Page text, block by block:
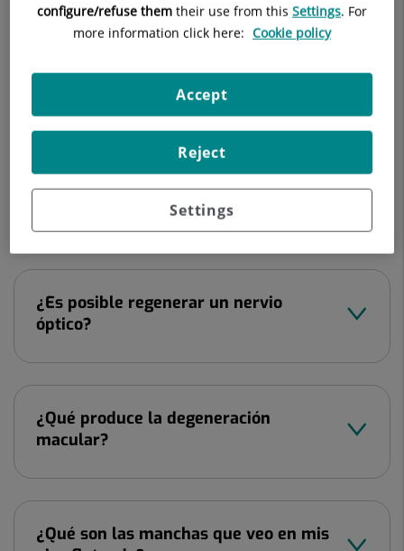
¿En qué consiste el desprendimiento
¿Para qué sirven las inyecciones
¿Es posible regenerar un nervio
óptico?
¿Qué produce la degeneración
macular?
¿Qué son las manchas que veo en mis
configure/refuse them their use from this Settings. For
more information click here: Cookie policy
Settings
Reject
Accept